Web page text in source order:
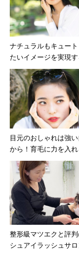
ナチュラルもキュー
たいイメージを実現
目元のおしゃれは強
から！育毛に力を入
整形級マツエクと評
シュアイラッシュサ